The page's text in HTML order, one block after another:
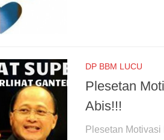
DP BBM LUCU
Plesetan
Abis!!!
Plesetan Motivasi